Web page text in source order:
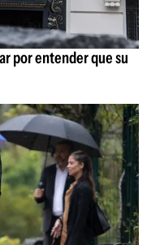
por entender que su